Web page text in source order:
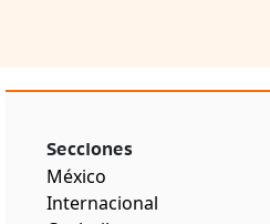
Secciones
México
Internacional